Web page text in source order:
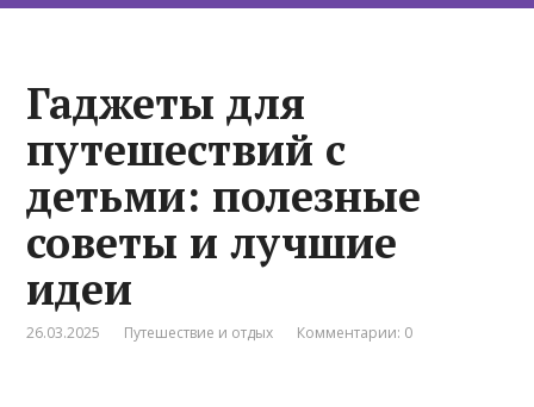
Гаджеты для
путешествий с
детьми: полезные
советы и лучшие
идеи
26.03.2025 Путешествие и отдых Комментарии: 0